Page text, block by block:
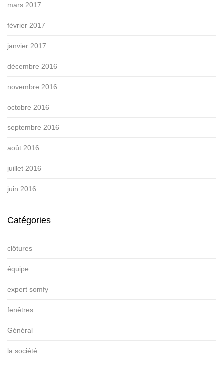
mars 2017
février 2017
janvier 2017
décembre 2016
novembre 2016
octobre 2016
septembre 2016
août 2016
juillet 2016
juin 2016
Catégories
clôtures
équipe
expert somfy
fenêtres
Général
la société